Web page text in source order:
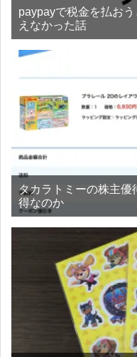
paypayで税金を払お
えなかった話
タカラトミーの株主優
得なのか